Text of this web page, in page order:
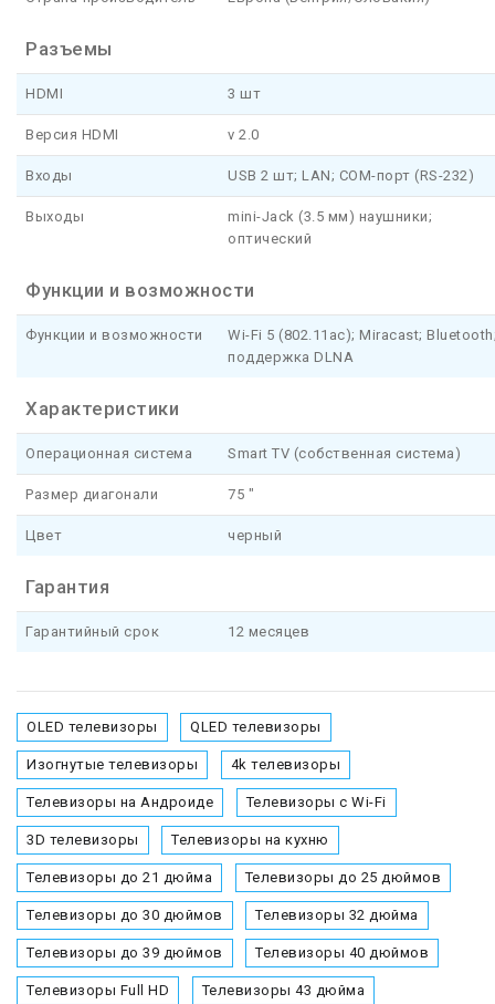
Разъемы
HDMI 3 шт
Версия HDMI v 2.0
Входы USB 2 шт; LAN; COM-порт (RS-232)
Выходы
mini-Jack (3.5 мм) наушники;
оптический
Функции и возможности
Функции и возможности
Wi-Fi 5 (802.11ac); Miracast;
поддержка DLNA
Характеристики
Операционная система Smart TV (собственная система)
Размер диагонали 75 "
Цвет черный
Гарантия
Гарантийный срок 12 месяцев
OLED телевизоры QLED телевизоры
Изогнутые телевизоры 4k телевизоры
Телевизоры на Андроиде Телевизоры с Wi-Fi
3D телевизоры Телевизоры на кухню
Телевизоры до 21 дюйма Телевизоры до 25 дюймов
Телевизоры до 30 дюймов Телевизоры 32 дюйма
Телевизоры до 39 дюймов Телевизоры 40 дюймов
Телевизоры Full HD Телевизоры 43 дюйма